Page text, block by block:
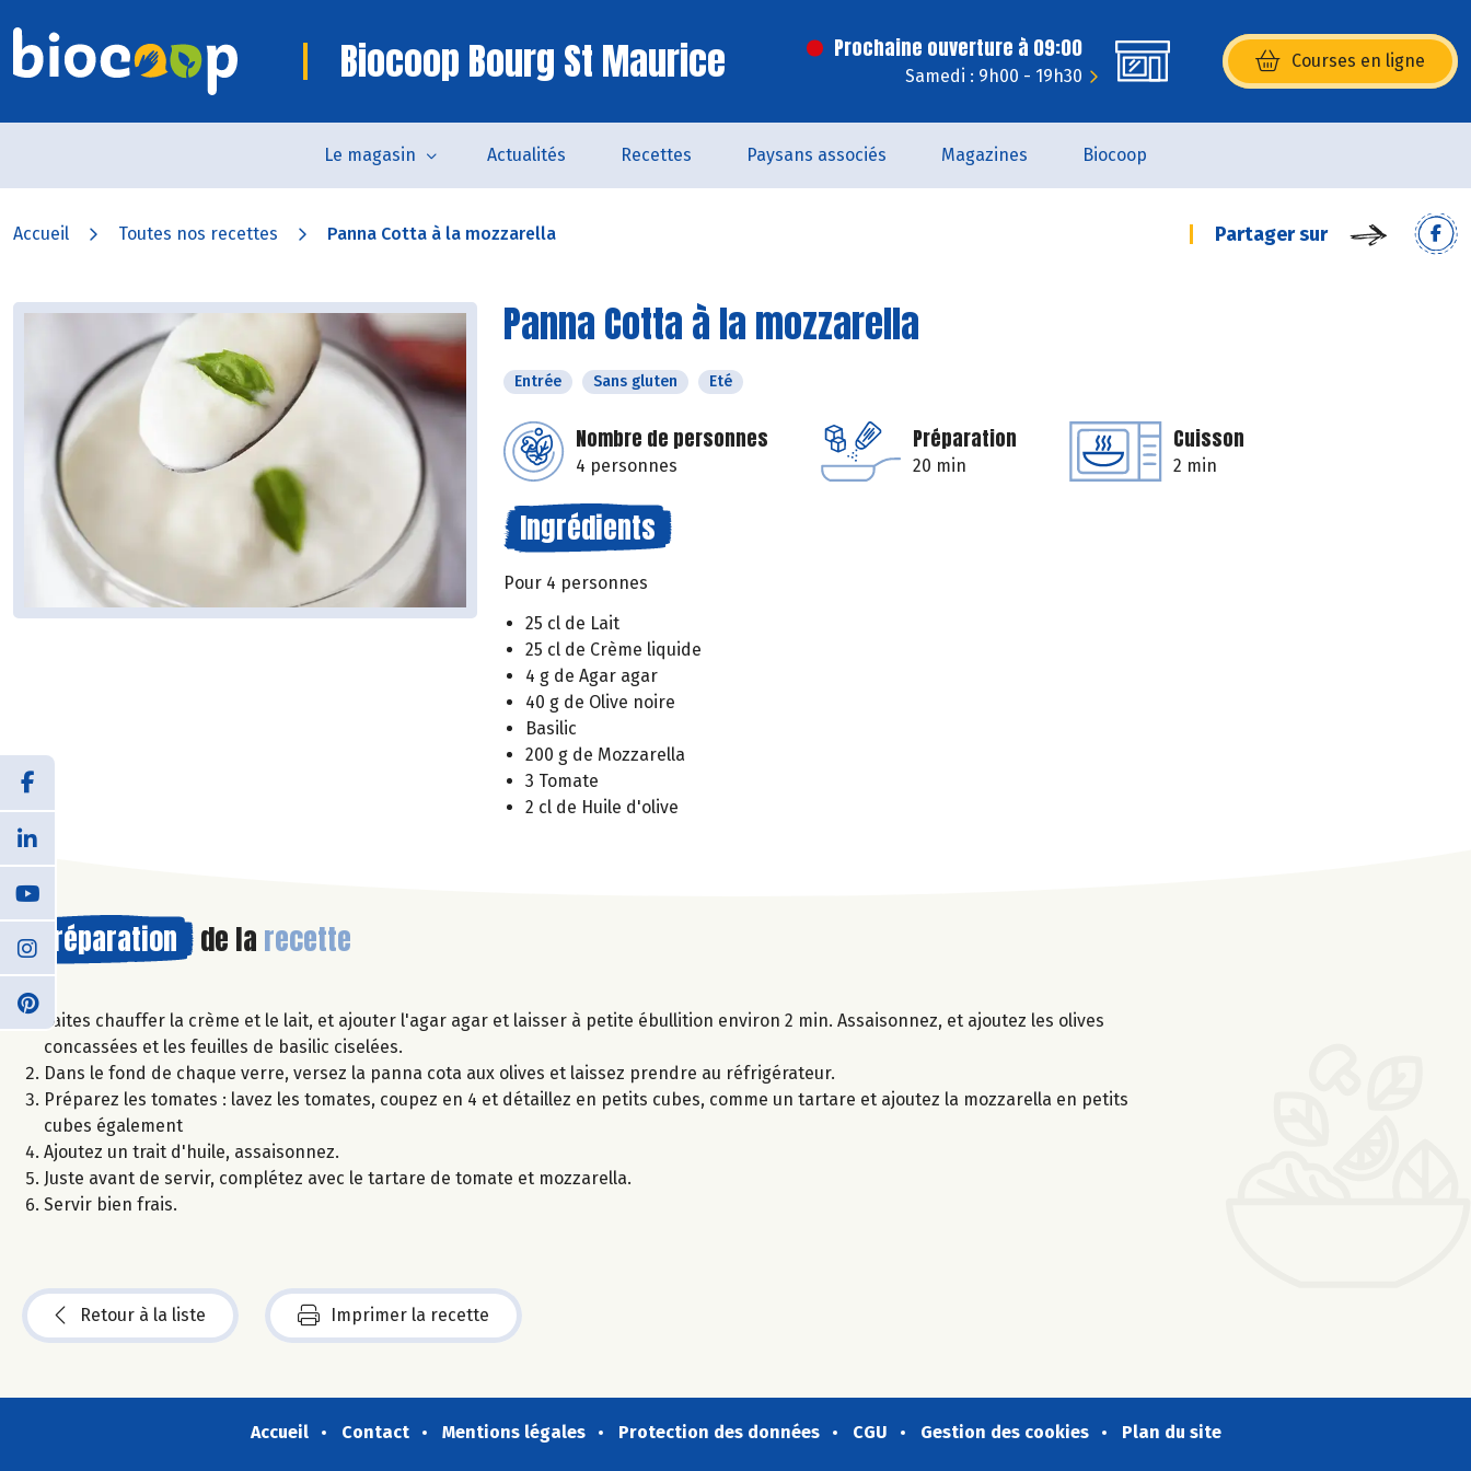
Biocoop Bourg St Maurice Prochaine ouverture à 09:00
Samedi : 9h00 - 19h30
Courses en ligne
(s’ouvre dans une nouvelle
Le magasin Actualités Recettes Paysans associés Magazines Biocoop
Accueil Toutes nos recettes Panna Cotta à la mozzarella Partager sur
Panna Cotta à la mozzarella
Entrée Sans gluten Eté
Nombre de personnes
4 personnes
Préparation
20 min
Cuisson
2 min
Ingrédients
Pour 4 personnes
25 cl de Lait
25 cl de Crème liquide
4 g de Agar agar
40 g de Olive noire
Basilic
200 g de Mozzarella
3 Tomate
2 cl de Huile d'olive
Préparation de la recette
Faites chauffer la crème et le lait, et ajouter l'agar agar et laisser à petite ébullition environ 2 min. Assaisonnez, et ajoutez les olives
concassées et les feuilles de basilic ciselées.
Dans le fond de chaque verre, versez la panna cota aux olives et laissez prendre au réfrigérateur.
Préparez les tomates : lavez les tomates, coupez en 4 et détaillez en petits cubes, comme un tartare et ajoutez la mozzarella en petits
cubes également
Ajoutez un trait d'huile, assaisonnez.
Juste avant de servir, complétez avec le tartare de tomate et mozzarella.
Servir bien frais.
Retour à la liste Imprimer la recette
Accueil Contact Mentions légales Protection des données CGU Gestion des cookies Plan du site